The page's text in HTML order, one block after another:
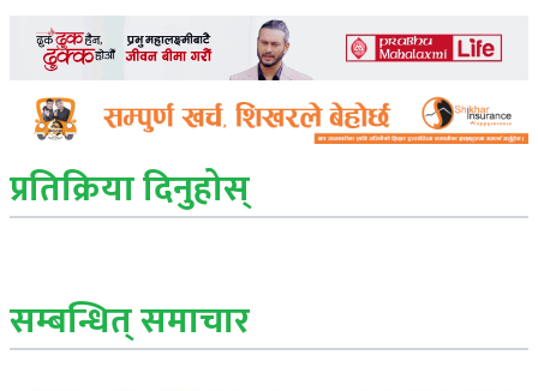
प्रतिक्रिया दिनुहोस्
सम्बन्धित् समाचार